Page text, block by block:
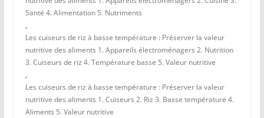
Santé 4. Alimentation 5. Nutriments
,
Les cuiseurs de riz à basse température : Préserver la valeur
nutritive des aliments 1. Appareils électroménagers 2. Nutrition
3. Cuiseurs de riz 4. Température basse 5. Valeur nutritive
,
Les cuiseurs de riz à basse température : Préserver la valeur
nutritive des aliments 1. Cuiseurs 2. Riz 3. Basse température 4.
Aliments 5. Valeur nutritive